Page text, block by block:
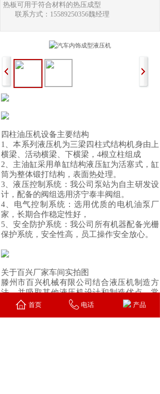
热板可用于符合材料的热压成型
联系方式：15589250356魏经理
四柱油压机设备主要结构
1、本系列液压机为三梁四柱式结构机身由上
横梁、活动横梁、下横梁，4根立柱组成
2、主油缸采用单缸结构液压缸为活塞式，缸
筒为整体锻打结构，表面热处理。
3、液压控制系统：我公司泵站为自主研发设
计，配备的阀组选用济宁泰丰阀组。
4、电气控制系统：选用优质的电机油泵厂
家，长期合作稳定性好，
5、安全防护系统：我公司所有机器配备光栅
保护系统，安全性高，员工操作安全放心。
关于百兴厂家车间实拍图
滕州市百兴机械有限公司结合液压机制造方
法，并吸取其他液压机设计和制造优点，常
年生产各种四柱液压机、四柱油压机金属薄
板液压拉伸机、四柱油压机、封头拉伸机、
首页 电话 产品